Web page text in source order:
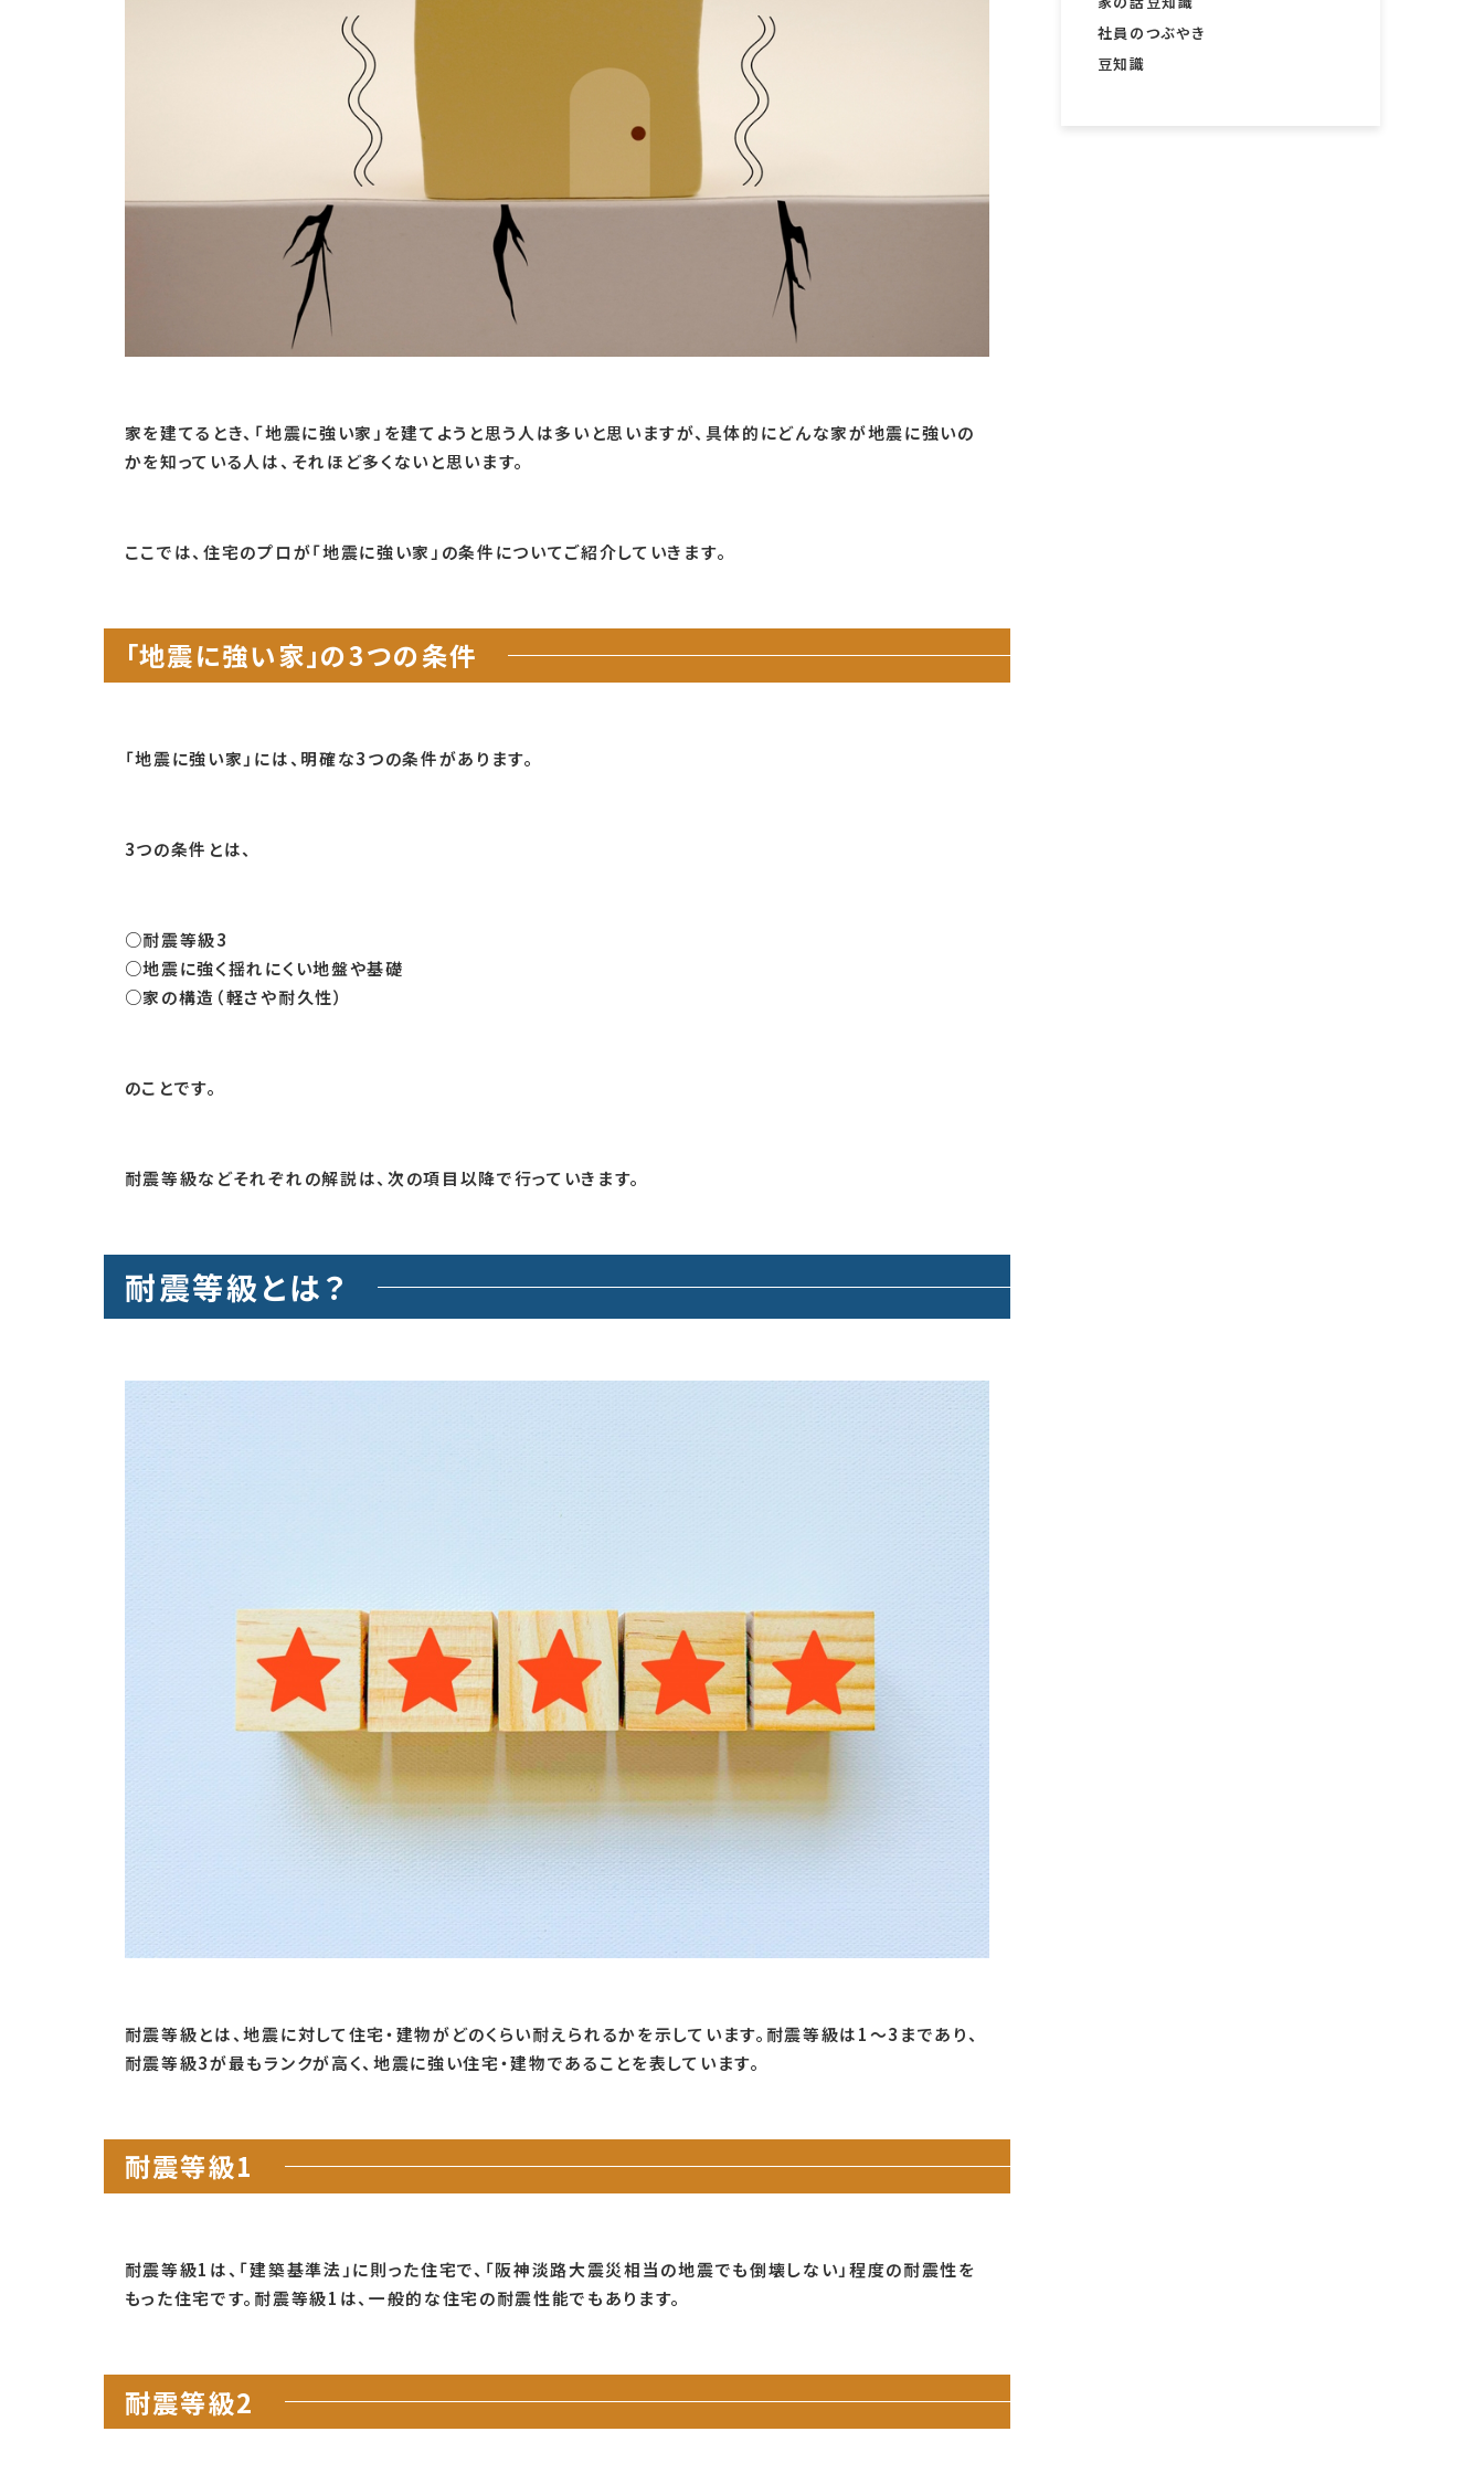
家を建てるとき、「地震に強い家」を建てようと思う人は多いと思いますが、具体的にどんな家が地震に強いの
かを知っている人は、それほど多くないと思います。
ここでは、住宅のプロが「地震に強い家」の条件についてご紹介していきます。
「地震に強い家」の3つの条件
「地震に強い家」には、明確な3つの条件があります。
3つの条件とは、
○耐震等級3
○地震に強く揺れにくい地盤や基礎
○家の構造（軽さや耐久性）
のことです。
耐震等級などそれぞれの解説は、次の項目以降で行っていきます。
耐震等級とは？
耐震等級とは、地震に対して住宅・建物がどのくらい耐えられるかを示しています。耐震等級は1～3まであり、
耐震等級3が最もランクが高く、地震に強い住宅・建物であることを表しています。
耐震等級1
耐震等級1は、「建築基準法」に則った住宅で、「阪神淡路大震災相当の地震でも倒壊しない」程度の耐震性を
もった住宅です。耐震等級1は、一般的な住宅の耐震性能でもあります。
耐震等級2
社員のつぶやき
豆知識